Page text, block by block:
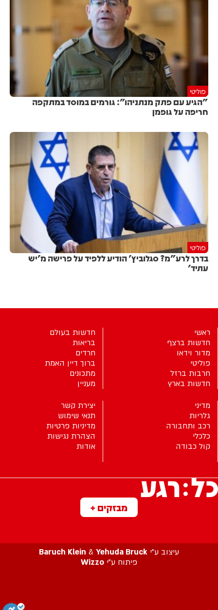
פוליטי
"הגיע עם פתק מנתניהו": גורמים במוסד במתקפה
חריפה על גופמן
פוליטי
בדרך לרע"מ? סגלוביץ' הודיע ללפיד על פרישה מ'יש
עתיד'
מבזקים +
ראשי
חדשות ברצף
מדור וידאו
פוליטי
חרבות ברזל
חדשות בארץ
חדשות בעולם
בריאות
חרדים
ברוך דיין האמת
מתכונים
מעניין
מדיני
גלריות
רכב ותחבורה
כלכלי
קול כבודה
יצירת קשר
תנאי שימוש
מדיניות פרטיות
הצהרת נגישות
אודות
עיצוב ע”י Baruch Klein & Yehuda Bruck
פיתוח ע”י Wizzo